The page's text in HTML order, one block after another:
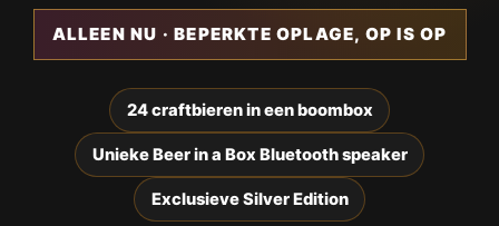
ALLEEN NU · BEPERKTE OPLAGE, OP IS OP
24 craftbieren in een boombox
Unieke Beer in a Box Bluetooth speaker
Exclusieve Silver Edition